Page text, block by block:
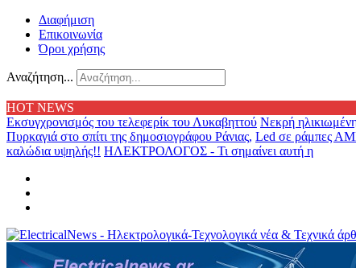
Διαφήμιση
Επικοινωνία
Όροι χρήσης
Αναζήτηση...
HOT NEWS
Εκσυγχρονισμός του τελεφερίκ του Λυκαβηττού Νεκρή
Πυρκαγιά στο σπίτι της δημοσιογράφου Ράνιας, Led σε ράμπες
καλώδια υψηλής!! ΗΛΕΚΤΡΟΛΟΓΟΣ - Τι σημαίνει αυτή η